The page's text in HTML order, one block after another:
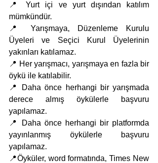
📍 Yurt içi ve yurt dışından katılım
mümkündür.
📍 Yarışmaya, Düzenleme Kurulu
Üyeleri ve Seçici Kurul Üyelerinin
yakınları katılamaz.
📍 Her yarışmacı, yarışmaya en fazla bir
öykü ile katılabilir.
📍 Daha önce herhangi bir yarışmada
derece almış öykülerle başvuru
yapılamaz.
📍 Daha önce herhangi bir platformda
yayınlanmış öykülerle başvuru
yapılamaz.
📍Öyküler, word formatında, Times New